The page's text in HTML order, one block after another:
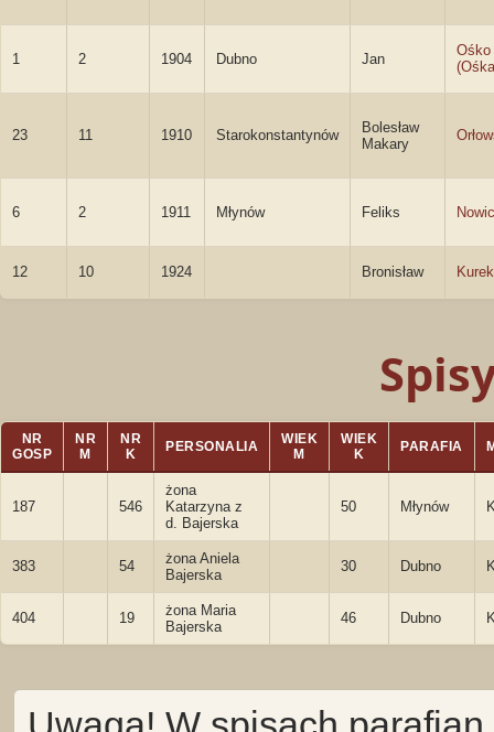
1 2 1904 Dubno Jan
Ośko
23 11 1910 Starokonstantynów
Bolesław
Makary
6 2 1911 Młynów Feliks
12 10 1924 Bronisław Kurek
NR
GOSP
NR
M
NR
K
PERSONALIA
WIEK
M
WIEK
K
PARAFIA
187 546
żona
Katarzyna z
d. Bajerska
50 Młynów
383 54
żona Aniela
Bajerska
30 Dubno
404 19
żona Maria
Bajerska
46 Dubno